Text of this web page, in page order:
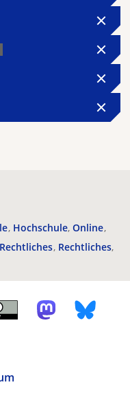
Hochschule Online
Rechtliches Rechtliches